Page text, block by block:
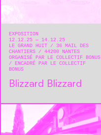
EXPOSITION
12.12.25 — 14.12.25
LE GRAND HUIT
36 MAIL DES
CHANTIERS
44200 NANTES
ORGANISÉ PAR LE COLLECTIF BONUS
ENCADRÉ PAR LE COLLECTIF
BONUS
Blizzard Blizzard